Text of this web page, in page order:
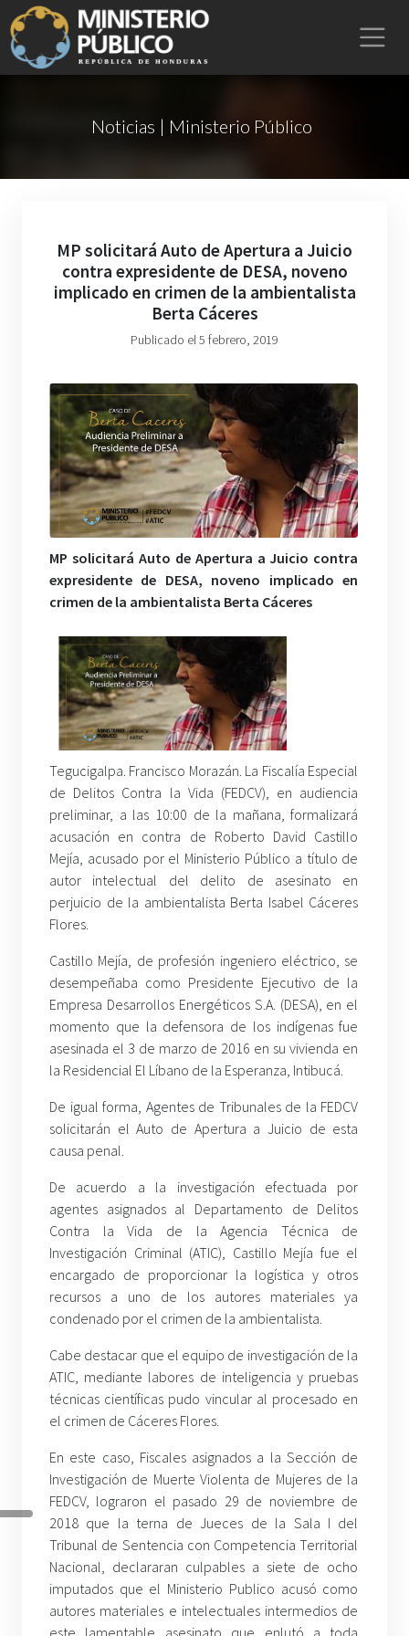
Noticias | Ministerio Público
MP solicitará Auto de Apertura a Juicio
contra expresidente de DESA, noveno
implicado en crimen de la ambientalista
Berta Cáceres
Publicado el 5 febrero, 2019
MP solicitará Auto de Apertura a Juicio contra
expresidente de DESA, noveno implicado en
crimen de la ambientalista Berta Cáceres
Tegucigalpa. Francisco Morazán. La Fiscalía Especial
de Delitos Contra la Vida (FEDCV), en audiencia
preliminar, a las 10:00 de la mañana, formalizará
acusación en contra de Roberto David Castillo
Mejía, acusado por el Ministerio Público a título de
autor intelectual del delito de asesinato en
perjuicio de la ambientalista Berta Isabel Cáceres
Flores.
Castillo Mejía, de profesión ingeniero eléctrico, se
desempeñaba como Presidente Ejecutivo de la
Empresa Desarrollos Energéticos S.A. (DESA), en el
momento que la defensora de los indígenas fue
asesinada el 3 de marzo de 2016 en su vivienda en
la Residencial El Líbano de la Esperanza, Intibucá.
De igual forma, Agentes de Tribunales de la FEDCV
solicitarán el Auto de Apertura a Juicio de esta
causa penal.
De acuerdo a la investigación efectuada por
agentes asignados al Departamento de Delitos
Contra la Vida de la Agencia Técnica de
Investigación Criminal (ATIC), Castillo Mejía fue el
encargado de proporcionar la logística y otros
recursos a uno de los autores materiales ya
condenado por el crimen de la ambientalista.
Cabe destacar que el equipo de investigación de la
ATIC, mediante labores de inteligencia y pruebas
técnicas científicas pudo vincular al procesado en
el crimen de Cáceres Flores.
En este caso, Fiscales asignados a la Sección de
Investigación de Muerte Violenta de Mujeres de la
FEDCV, lograron el pasado 29 de noviembre de
2018 que la terna de Jueces de la Sala I del
Tribunal de Sentencia con Competencia Territorial
Nacional, declararan culpables a siete de ocho
imputados que el Ministerio Publico acusó como
autores materiales e intelectuales intermedios de